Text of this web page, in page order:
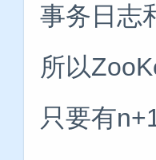
事务日志
所以
只要有